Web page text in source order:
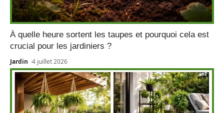
À quelle heure sortent les taupes et pourquoi cela est
crucial pour les jardiniers ?
Jardin 4 juillet 2026